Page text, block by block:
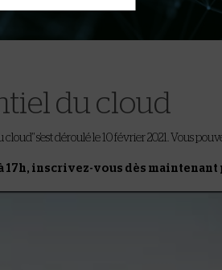
du cloud
s'est déroulé le 10 février 2021. Vous
17h, inscrivez-vous dès